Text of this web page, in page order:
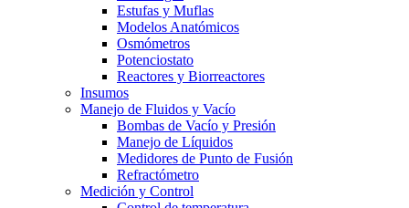
Estufas y Muflas
Modelos Anatómicos
Osmómetros
Potenciostato
Reactores y Biorreactores
Insumos
Manejo de Fluidos y Vacío
Bombas de Vacío y Presión
Manejo de Líquidos
Medidores de Punto de Fusión
Refractómetro
Medición y Control